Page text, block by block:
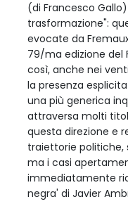
(di Francesco
trasformazione":
evocate da
79/ma edizione del
così, anche nei
la presenza
una più generica
attraversa molti
questa direzione e
traiettorie politiche,
ma i casi
immediatamente
negra' di Javier